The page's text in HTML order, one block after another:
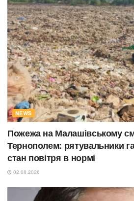
NEWS
Пожежа на Малашівському
Тернополем: рятувальники
стан повітря в нормі
02.08.2026